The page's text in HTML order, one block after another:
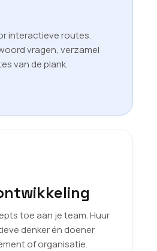
interactieve routes.
vragen, verzamel
van de plank.
toe aan je team. Huur
denker én doener
of organisatie.